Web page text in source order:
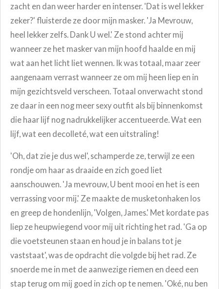
zacht en dan weer harder en intenser. 'Dat is wel lekker
zeker?' fluisterde ze door mijn masker. 'Ja Mevrouw,
heel lekker zelfs. Dank U wel.' Ze stond achter mij
wanneer ze het masker van mijn hoofd haalde en mij
wat aan het licht liet wennen. Ik was totaal, maar zeer
aangenaam verrast wanneer ze om mij heen liep en in
mijn gezichtsveld verscheen. Totaal onverwacht stond
ze daar in een nog meer sexy outfit als bij binnenkomst
die haar lijf nog nadrukkelijker accentueerde. Wat een
lijf, wat een decolleté, wat een uitstraling!
'Oh, dat zie je dus wel', schamperde ze, terwijl ze een
rondje om haar as draaide en zich goed liet
aanschouwen. 'Ja mevrouw, U bent mooi en het is een
verrassing voor mij.' Ze maakte de musketonhaken los
en greep de hondenlijn, 'Volgen, James.' Met kordate pas
liep ze heupwiegend voor mij uit richting het rad. 'Ga op
die voetsteunen staan en houd je in balans tot je
vaststaat', was de opdracht die volgde bij het rad. Ze
snoerde me in met de aanwezige riemen en deed een
stap terug om mij goed in zich op te nemen. 'Oké, nu ben